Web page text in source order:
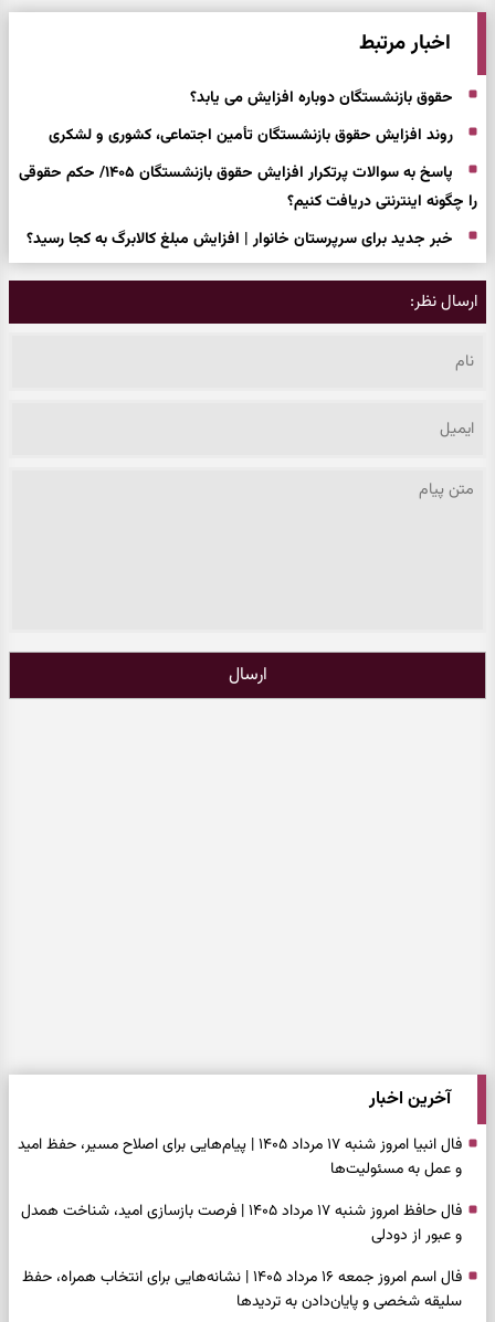
اخبار مرتبط
حقوق بازنشستگان دوباره افزایش می یابد؟
روند افزایش حقوق بازنشستگان تأمین اجتماعی، کشوری و لشکری
پاسخ به سوالات پرتکرار افزایش حقوق بازنشستگان ۱۴۰۵/ حکم حقوقی
را چگونه اینترنتی دریافت کنیم؟
خبر جدید برای سرپرستان خانوار | افزایش مبلغ کالابرگ به کجا رسید؟
ارسال نظر:
ارسال
آخرین اخبار
فال انبیا امروز شنبه ۱۷ مرداد ۱۴۰۵ | پیام‌هایی برای اصلاح مسیر، حفظ امید
و عمل به مسئولیت‌ها
فال حافظ امروز شنبه ۱۷ مرداد ۱۴۰۵ | فرصت بازسازی امید، شناخت همدل
و عبور از دودلی
فال اسم امروز جمعه ۱۶ مرداد ۱۴۰۵ | نشانه‌هایی برای انتخاب همراه، حفظ
سلیقه شخصی و پایان‌دادن به تردیدها